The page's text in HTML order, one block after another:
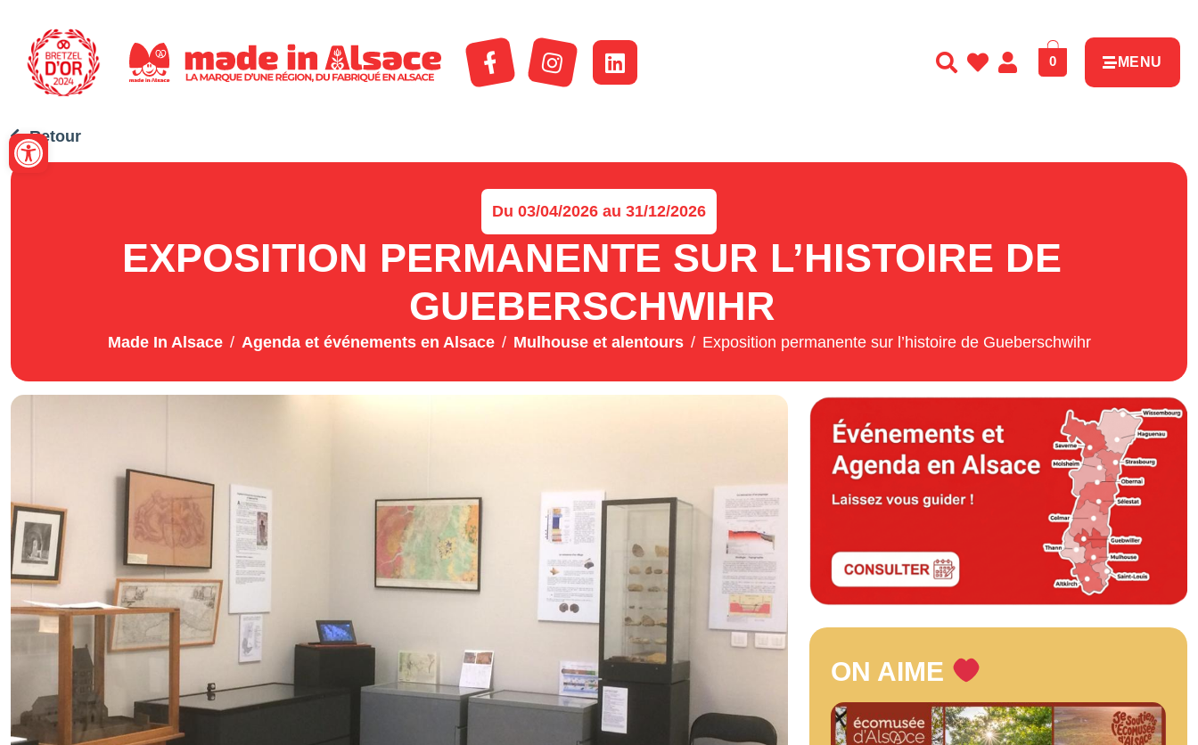
Ouvrir la barre d’outils
0 MENU
Retour
Du 03/04/2026 au 31/12/2026
EXPOSITION PERMANENTE SUR L’HISTOIRE DE
GUEBERSCHWIHR
Made In Alsace Agenda et événements en Alsace Mulhouse et alentours Exposition permanente sur l’histoire de Gueberschwihr
ON AIME